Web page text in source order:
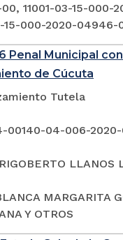
11001-03-15-000-
15-000-2020-04946-
Penal Municipal
de Cúcuta
Tutela
00140-04-006-
LLANOS
MARGARITA
Y OTROS